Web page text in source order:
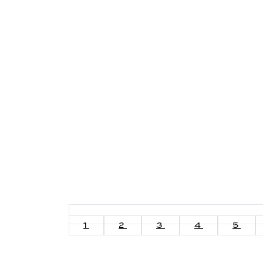
1 2 3 4 5